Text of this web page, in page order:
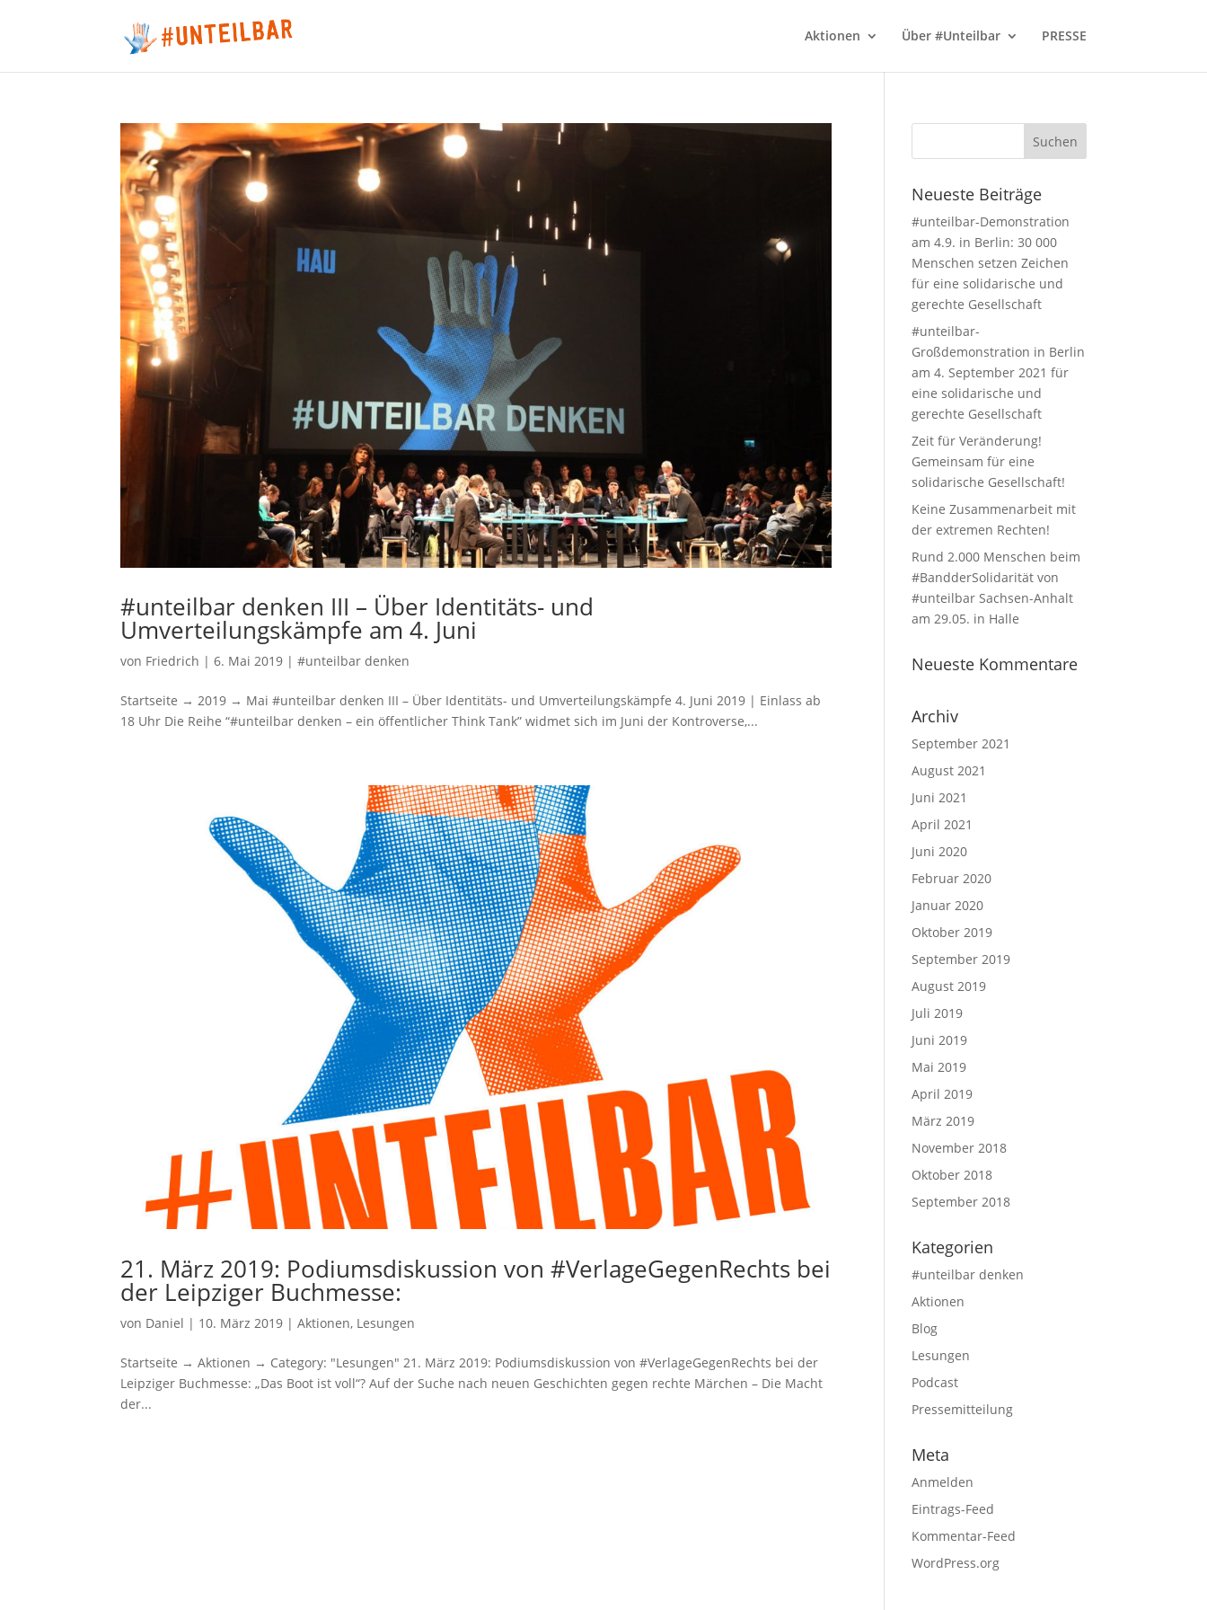
Aktionen Über #Unteilbar PRESSE
#unteilbar denken III – Über Identitäts- und
Umverteilungskämpfe am 4. Juni
von Friedrich |6. Mai 2019 |#unteilbar denken
Startseite → 2019 → Mai #unteilbar denken III – Über Identitäts- und Umverteilungskämpfe 4. Juni 2019 | Einlass ab
18 Uhr Die Reihe “#unteilbar denken – ein öffentlicher Think Tank” widmet sich im Juni der Kontroverse,...
21. März 2019: Podiumsdiskussion von #VerlageGegenRechts bei
der Leipziger Buchmesse:
von Daniel | 10. März 2019 |Aktionen, Lesungen
Startseite → Aktionen → Category: "Lesungen" 21. März 2019: Podiumsdiskussion von #VerlageGegenRechts bei der
Leipziger Buchmesse: „Das Boot ist voll“? Auf der Suche nach neuen Geschichten gegen rechte Märchen – Die Macht
der...
Neueste Beiträge
#unteilbar-Demonstration
am 4.9. in Berlin: 30 000
Menschen setzen Zeichen
für eine solidarische und
gerechte Gesellschaft
#unteilbar-
Großdemonstration in Berlin
am 4. September 2021 für
eine solidarische und
gerechte Gesellschaft
Zeit für Veränderung!
Gemeinsam für eine
solidarische Gesellschaft!
Keine Zusammenarbeit mit
der extremen Rechten!
Rund 2.000 Menschen beim
#BandderSolidarität von
#unteilbar Sachsen-Anhalt
am 29.05. in Halle
Neueste Kommentare
Archiv
September 2021
August 2021
Juni 2021
April 2021
Juni 2020
Februar 2020
Januar 2020
Oktober 2019
September 2019
August 2019
Juli 2019
Juni 2019
Mai 2019
April 2019
März 2019
November 2018
Oktober 2018
September 2018
Kategorien
#unteilbar denken
Aktionen
Blog
Lesungen
Podcast
Pressemitteilung
Meta
Anmelden
Eintrags-Feed
Kommentar-Feed
WordPress.org